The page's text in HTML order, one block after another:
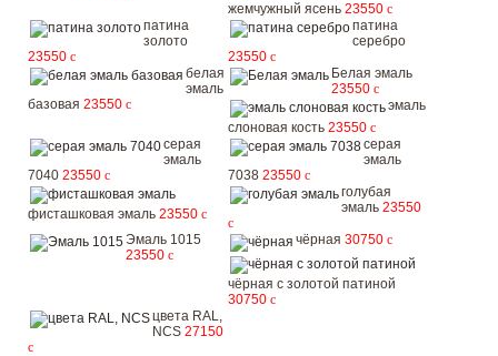
жемчужный ясень 23550 c
патина
золото
23550 c
патина
серебро
23550 c
белая
эмаль
базовая 23550 c
Белая эмаль
23550 c
эмаль
слоновая кость 23550 c
серая
эмаль
7040 23550 c
серая
эмаль
7038 23550 c
фисташковая эмаль 23550 c
голубая
эмаль 23550
c
Эмаль 1015
23550 c
чёрная 30750 c
чёрная с золотой патиной
30750 c
цвета RAL,
NCS 27150
c